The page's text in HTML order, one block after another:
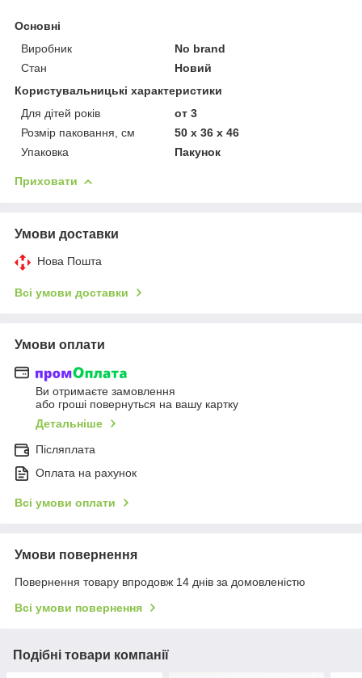
Основні
Виробник
No brand
Стан
Новий
Користувальницькі характеристики
Для дітей років
от 3
Розмір паковання, см
50 x 36 x 46
Упаковка
Пакунок
Приховати
Умови доставки
Нова Пошта
Всі умови доставки
Умови оплати
Ви отримаєте замовлення
або гроші повернуться на вашу картку
Детальніше
Післяплата
Оплата на рахунок
Всі умови оплати
Умови повернення
Повернення товару впродовж 14 днів за домовленістю
Всі умови повернення
Подібні товари компанії